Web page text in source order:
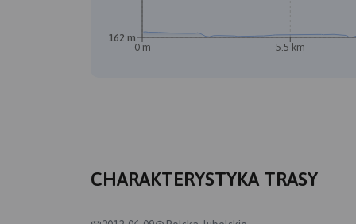
0 m 5.5 km
162 m
CHARAKTERYSTYKA TRASY